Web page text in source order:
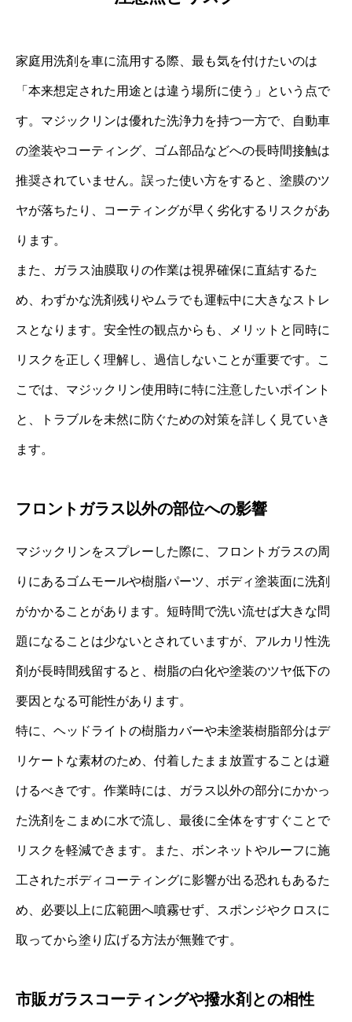
家庭用洗剤を車に流用する際、最も気を付けたいのは
「本来想定された用途とは違う場所に使う」という点で
す。マジックリンは優れた洗浄力を持つ一方で、自動車
の塗装やコーティング、ゴム部品などへの長時間接触は
推奨されていません。誤った使い方をすると、塗膜のツ
ヤが落ちたり、コーティングが早く劣化するリスクがあ
ります。
また、ガラス油膜取りの作業は視界確保に直結するた
め、わずかな洗剤残りやムラでも運転中に大きなストレ
スとなります。安全性の観点からも、メリットと同時に
リスクを正しく理解し、過信しないことが重要です。こ
こでは、マジックリン使用時に特に注意したいポイント
と、トラブルを未然に防ぐための対策を詳しく見ていき
ます。
フロントガラス以外の部位への影響
マジックリンをスプレーした際に、フロントガラスの周
りにあるゴムモールや樹脂パーツ、ボディ塗装面に洗剤
がかかることがあります。短時間で洗い流せば大きな問
題になることは少ないとされていますが、アルカリ性洗
剤が長時間残留すると、樹脂の白化や塗装のツヤ低下の
要因となる可能性があります。
特に、ヘッドライトの樹脂カバーや未塗装樹脂部分はデ
リケートな素材のため、付着したまま放置することは避
けるべきです。作業時には、ガラス以外の部分にかかっ
た洗剤をこまめに水で流し、最後に全体をすすぐことで
リスクを軽減できます。また、ボンネットやルーフに施
工されたボディコーティングに影響が出る恐れもあるた
め、必要以上に広範囲へ噴霧せず、スポンジやクロスに
取ってから塗り広げる方法が無難です。
市販ガラスコーティングや撥水剤との相性